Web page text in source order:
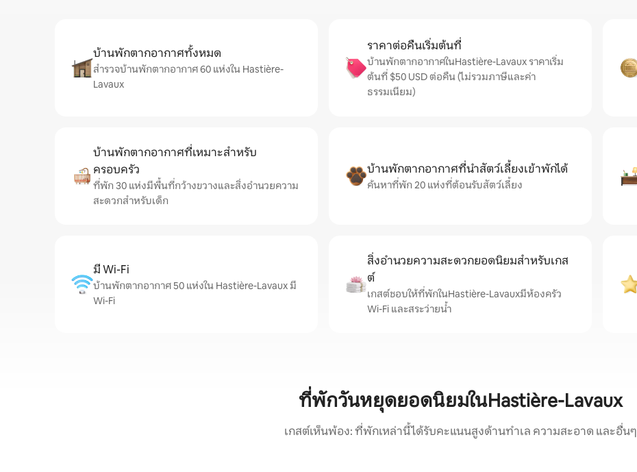
บ้านพักตากอากาศทั้งหมด
สำรวจบ้านพักตากอากาศ 60 แห่งใน Hastière-
Lavaux
ราคาต่อคืนเริ่มต้นที่
บ้านพักตากอากาศในHastière-Lavaux ราคาเริ่ม
ต้นที่ $50 USD ต่อคืน (ไม่รวมภาษีและค่า
ธรรมเนียม)
บ้านพักตากอากาศที่เหมาะสำหรับ
ครอบครัว
ที่พัก 30 แห่งมีพื้นที่กว้างขวางและสิ่งอำนวยความ
สะดวกสำหรับเด็ก
บ้านพักตากอากาศที่นำสัตว์เลี้ยงเข้าพักได้
ค้นหาที่พัก 20 แห่งที่ต้อนรับสัตว์เลี้ยง
มี Wi-Fi
บ้านพักตากอากาศ 50 แห่งใน Hastière-Lavaux มี
Wi-Fi
สิ่งอำนวยความสะดวกยอดนิยมสำหรับเกส
ต์
เกสต์ชอบให้ที่พักในHastière-Lavauxมีห้องครัว
Wi-Fi และสระว่ายน้ำ
ที่พักวันหยุดยอดนิยมในHastière-Lavaux
เกสต์เห็นพ้อง: ที่พักเหล่านี้ได้รับคะแนนสูงด้านทำเล ความสะอาด และอื่นๆ